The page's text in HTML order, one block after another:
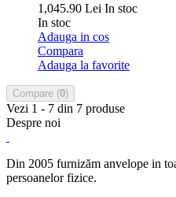
1,045.90 Lei In stoc
In stoc
Adauga in cos
Compara
Adauga la favorite
Compare (0)
Vezi 1 - 7 din 7 produse
Despre noi
Din 2005 furnizăm anvelope in
persoanelor fizice.